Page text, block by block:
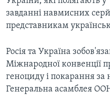
завданні навмисних
представникам
Росія та Україна
Міжнародної конвенції
геноциду і покарання за
Генеральна асамблея